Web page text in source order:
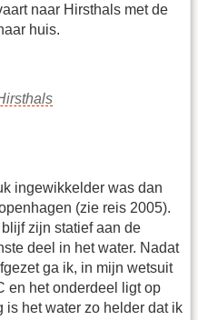
naar Hirsthals met de
huis.
ingewikkelder was dan
(zie reis 2005).
zijn statief aan de
deel in het water. Nadat
ga ik, in mijn wetsuit
en het onderdeel ligt op
is het water zo helder dat ik